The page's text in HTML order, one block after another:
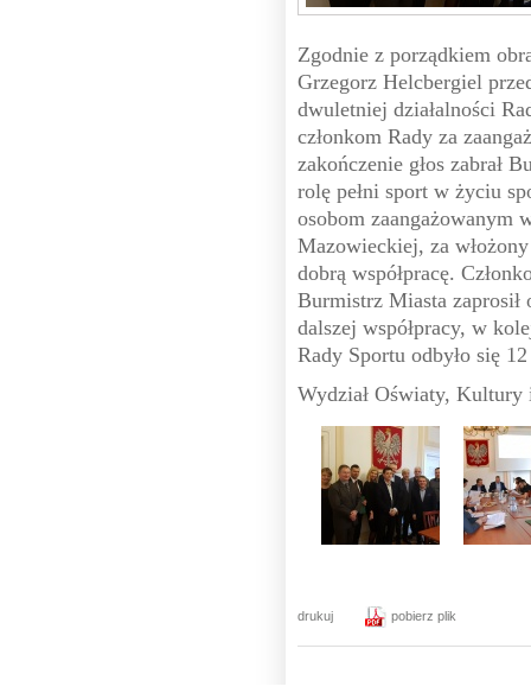
Zgodnie z porządkiem
Grzegorz Helcbergiel
dwuletniej działalności
członkom Rady za
zakończenie głos zabrał
rolę pełni sport w życiu
osobom
Mazowieckiej, za
dobrą współpracę.
Burmistrz Miasta zaprosił
dalszej współpracy, w
Rady Sportu odbyło się
Wydział Oświaty, Kultury
drukuj pobierz plik